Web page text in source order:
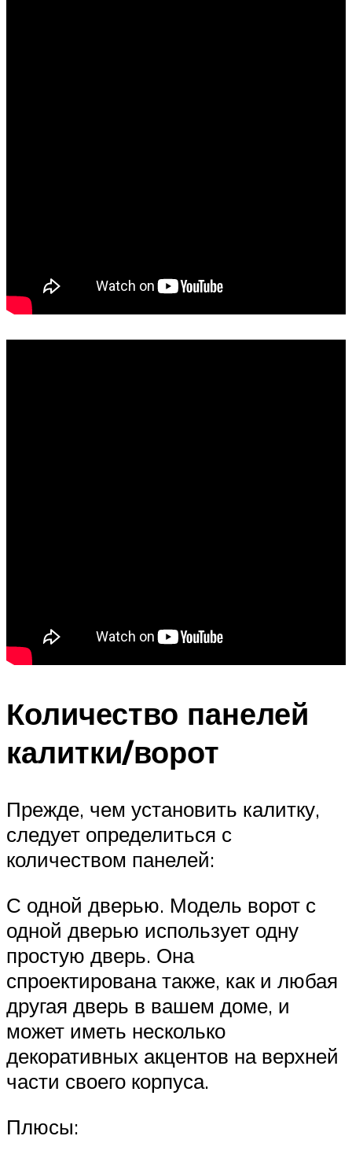
Количество панелей
калитки/ворот
Прежде, чем установить калитку,
следует определиться с
количеством панелей:
С одной дверью. Модель ворот с
одной дверью использует одну
простую дверь. Она
спроектирована также, как и любая
другая дверь в вашем доме, и
может иметь несколько
декоративных акцентов на верхней
части своего корпуса.
Плюсы: